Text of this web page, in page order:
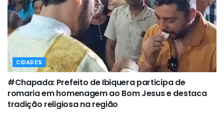
CIDADES
#Chapada: Prefeito de Ibiquera participa de
romaria em homenagem ao Bom Jesus e destaca
tradição religiosa na região